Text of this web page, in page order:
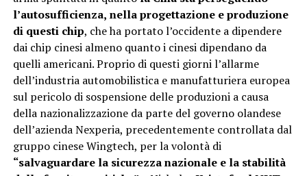
l’autosufficienza, nella progettazione e produzione
di questi chip, che ha portato l’occidente a dipendere
dai chip cinesi almeno quanto i cinesi dipendano da
quelli americani. Proprio di questi giorni l’allarme
dell’industria automobilistica e manufatturiera europea
sul pericolo di sospensione delle produzioni a causa
della nazionalizzazione da parte del governo olandese
dell’azienda Nexperia, precedentemente controllata dal
gruppo cinese Wingtech, per la volontà di
“salvaguardare la sicurezza nazionale e la stabilità